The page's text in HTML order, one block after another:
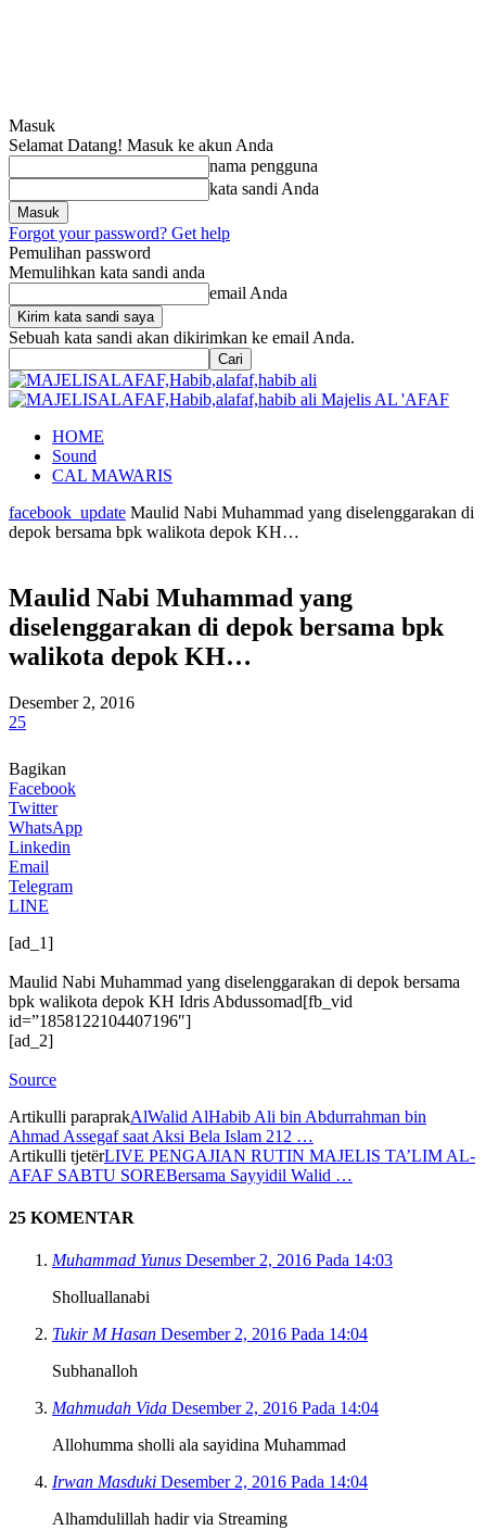
Masuk
Selamat Datang! Masuk ke akun Anda
nama pengguna
kata sandi Anda
Forgot your password? Get help
Pemulihan password
Memulihkan kata sandi anda
email Anda
Sebuah kata sandi akan dikirimkan ke email Anda.
Majelis AL 'AFAF
HOME
Sound
CAL MAWARIS
facebook_update Maulid Nabi Muhammad yang diselenggarakan di
depok bersama bpk walikota depok KH…
Maulid Nabi Muhammad yang
diselenggarakan di depok bersama bpk
walikota depok KH…
Desember 2, 2016
25
Bagikan
Facebook
Twitter
WhatsApp
Linkedin
Email
Telegram
LINE
[ad_1]
Maulid Nabi Muhammad yang diselenggarakan di depok bersama
bpk walikota depok KH Idris Abdussomad[fb_vid
id=”1858122104407196″]
[ad_2]
Source
Artikulli paraprakAlWalid AlHabib Ali bin Abdurrahman bin
Ahmad Assegaf saat Aksi Bela Islam 212 …
Artikulli tjetërLIVE PENGAJIAN RUTIN MAJELIS TA’LIM AL-
AFAF SABTU SOREBersama Sayyidil Walid …
25 KOMENTAR
Muhammad Yunus Desember 2, 2016 Pada 14:03
Sholluallanabi
Tukir M Hasan Desember 2, 2016 Pada 14:04
Subhanalloh
Mahmudah Vida Desember 2, 2016 Pada 14:04
Allohumma sholli ala sayidina Muhammad
Irwan Masduki Desember 2, 2016 Pada 14:04
Alhamdulillah hadir via Streaming